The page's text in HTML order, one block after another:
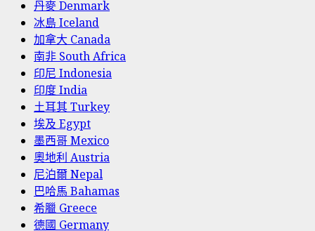
丹麥 Denmark
冰島 Iceland
加拿大 Canada
南非 South Africa
印尼 Indonesia
印度 India
土耳其 Turkey
埃及 Egypt
墨西哥 Mexico
奧地利 Austria
尼泊爾 Nepal
巴哈馬 Bahamas
希臘 Greece
德國 Germany